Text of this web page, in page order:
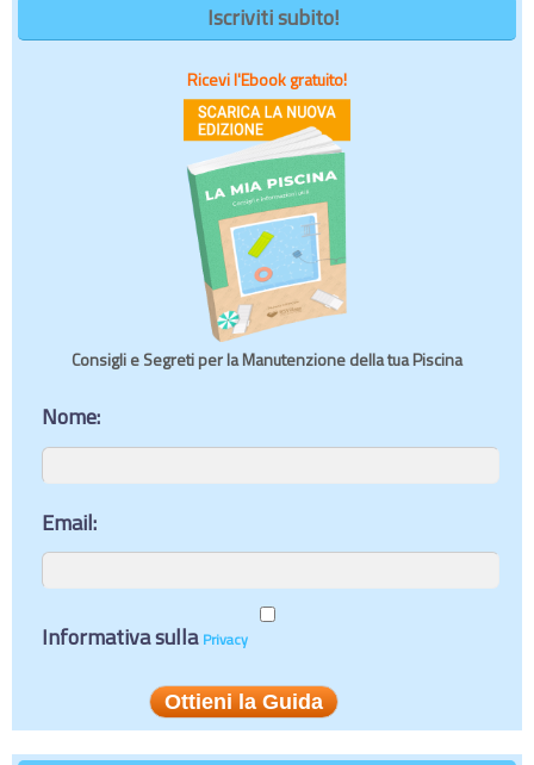
Iscriviti subito!
Ricevi l'Ebook gratuito!
Consigli e Segreti per la Manutenzione della tua Piscina
Nome:
Email:
Informativa sulla Privacy